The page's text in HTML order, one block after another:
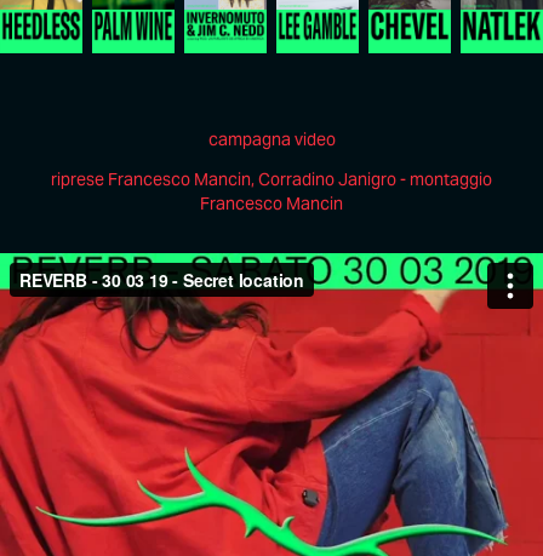
campagna video
riprese Francesco Mancin, Corradino Janigro - montaggio
Francesco Mancin